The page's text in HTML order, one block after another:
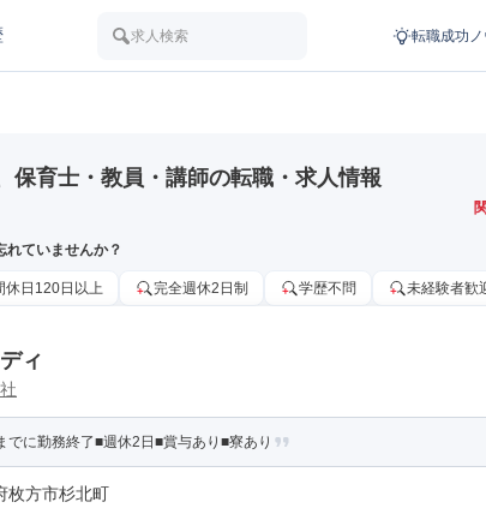
求人検索 転職成功
保育士・教員・講師の転職・求人情報
れていませんか？
休日120日以上 完全週休2日制 学歴不問 未経験者歓
ィ
でに勤務終了■週休2日■賞与あり■寮あり
枚方市杉北町